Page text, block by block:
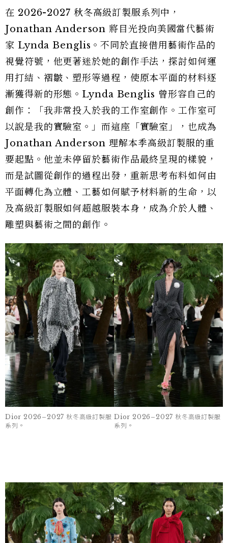
在 2026-2027 秋冬高級訂製服系列中，
Jonathan Anderson 將目光投向美國當代藝術
家 Lynda Benglis。不同於直接借用藝術作品的
視覺符號，他更著迷於她的創作手法，探討如何運
用打結、褶皺、塑形等過程，使原本平面的材料逐
漸獲得新的形態。Lynda Benglis 曾形容自己的
創作：「我非常投入於我的工作室創作。工作室可
以說是我的實驗室。」而這座「實驗室」，也成為
Jonathan Anderson 理解本季高級訂製服的重
要起點。他並未停留於藝術作品最終呈現的樣貌，
而是試圖從創作的過程出發，重新思考布料如何由
平面轉化為立體、工藝如何賦予材料新的生命，以
及高級訂製服如何超越服裝本身，成為介於人體、
雕塑與藝術之間的創作。
Dior 2026–2027 秋冬高級訂製服
系列。
Dior 2026–2027 秋冬高級訂製服
系列。